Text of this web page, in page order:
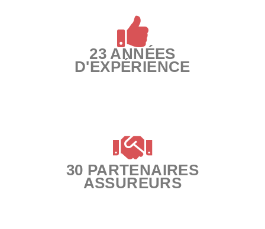
23 ANNÉES
D'EXPÉRIENCE
30 PARTENAIRES
ASSUREURS